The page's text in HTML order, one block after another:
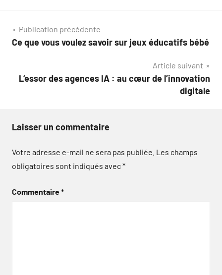
Navigation
de
Publication précédente
Ce que vous voulez savoir sur jeux éducatifs bébé
Article suivant
L’essor des agences IA : au cœur de l’innovation
digitale
Laisser un commentaire
Votre adresse e-mail ne sera pas publiée. Les champs
obligatoires sont indiqués avec*
Commentaire*